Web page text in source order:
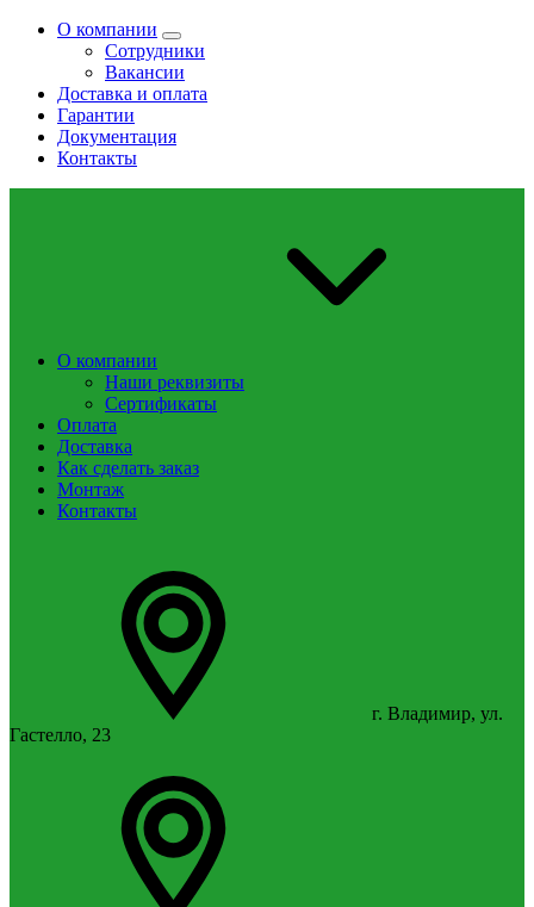
О компании
Сотрудники
Вакансии
Доставка и оплата
Гарантии
Документация
Контакты
О компании
Наши реквизиты
Сертификаты
Оплата
Доставка
Как сделать заказ
Монтаж
Контакты
г. Владимир, ул.
Гастелло, 23